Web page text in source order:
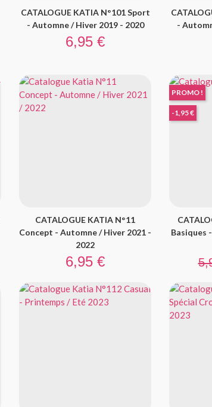
CATALOGUE KATIA N°101 Sport
- Automne / Hiver 2019 - 2020
Prix
6,95 €
-
CATALOGUE KATIA N°11
Concept - Automne / Hiver 2021 -
2022
Prix
6,95 €
Basiques
PROMO !
-1,95 €